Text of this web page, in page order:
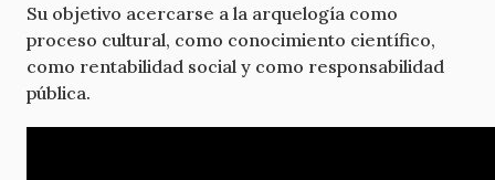
Su objetivo acercarse a la arquelogía como
proceso cultural, como conocimiento científico,
como rentabilidad social y como responsabilidad
pública.